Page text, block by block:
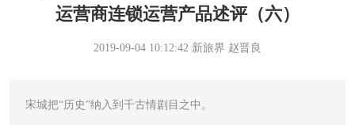
运营商连锁运营产品述评（六）
2019-09-04 10:12:42 新旅界 赵晋良
宋城把“历史”纳入到千古情剧目之中。